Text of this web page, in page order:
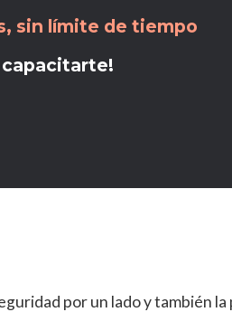
sin límite de tiempo
capacitarte!
por un lado y también la